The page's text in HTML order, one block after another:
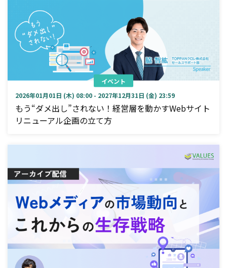
イベント
2026年01月01日 (木) 08:00 - 2027年12月31日 (金) 23:59
もう“ダメ出し”されない！経営層を動かすWebサイト
リニューアル企画の立て方